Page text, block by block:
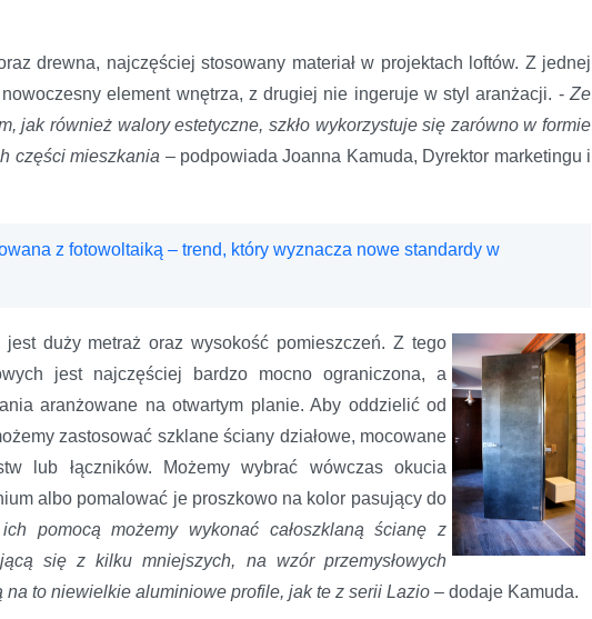
drewna, najczęściej stosowany materiał w projektach loftów. Z jednej
element wnętrza, z drugiej nie ingeruje w styl aranżacji. - Ze
jak również walory estetyczne, szkło wykorzystuje się zarówno w formie
części mieszkania – podpowiada Joanna Kamuda, Dyrektor marketingu i
z fotowoltaiką – trend, który wyznacza nowe standardy w
jest duży metraż oraz wysokość pomieszczeń. Z tego
jest najczęściej bardzo mocno ograniczona, a
aranżowane na otwartym planie. Aby oddzielić od
zastosować szklane ściany działowe, mocowane
lub łączników. Możemy wybrać wówczas okucia
albo pomalować je proszkowo na kolor pasujący do
pomocą możemy wykonać całoszklaną ścianę z
się z kilku mniejszych, na wzór przemysłowych
na to niewielkie aluminiowe profile, jak te z serii Lazio – dodaje Kamuda.